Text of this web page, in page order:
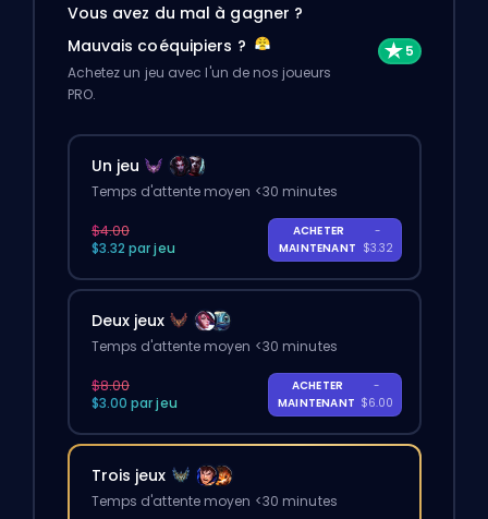
Vous avez du mal à gagner ?
Mauvais coéquipiers ?
Achetez un jeu avec l'un de nos joueurs
PRO.
Un jeu
Temps d'attente moyen <30 minutes
$4.00
$3.32 par jeu
ACHETER
MAINTENANT
-
$3.32
Deux jeux
Temps d'attente moyen <30 minutes
$8.00
$3.00 par jeu
ACHETER
MAINTENANT
-
$6.00
Trois jeux
Temps d'attente moyen <30 minutes